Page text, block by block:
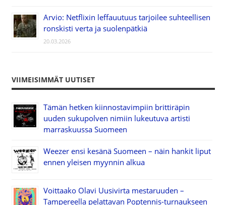
Arvio: Netflixin leffauutuus tarjoilee suhteellisen
ronskisti verta ja suolenpätkiä
20.03.2026
VIIMEISIMMÄT UUTISET
Tämän hetken kiinnostavimpiin brittiräpin
uuden sukupolven nimiin lukeutuva artisti
marraskuussa Suomeen
Weezer ensi kesänä Suomeen – näin hankit liput
ennen yleisen myynnin alkua
Voittaako Olavi Uusivirta mestaruuden –
Tampereella pelattavan Poptennis-turnaukseen